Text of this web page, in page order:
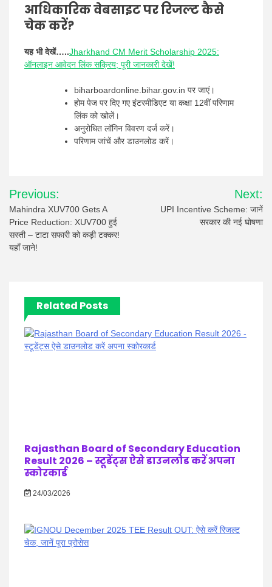
आधिकारिक वेबसाइट पर रिजल्ट कैसे
चेक करें?
यह भी देखें…..Jharkhand CM Merit Scholarship 2025:
ऑनलाइन आवेदन लिंक सक्रिय; पूरी जानकारी देखें!
biharboardonline.bihar.gov.in पर जाएं।
होम पेज पर दिए गए इंटरमीडिएट या कक्षा 12वीं परिणाम
लिंक को खोलें।
अनुरोधित लॉगिन विवरण दर्ज करें।
परिणाम जांचें और डाउनलोड करें।
Post
navigation
Previous:
Mahindra XUV700 Gets A
Price Reduction: XUV700 हुई
सस्ती – टाटा सफारी को कड़ी टक्कर!
यहाँ जाने!
Next:
UPI Incentive Scheme: जानें
सरकार की नई घोषणा
Related Posts
Rajasthan Board of Secondary Education
Result 2026 – स्टूडेंट्स ऐसे डाउनलोड करें अपना
स्कोरकार्ड
24/03/2026